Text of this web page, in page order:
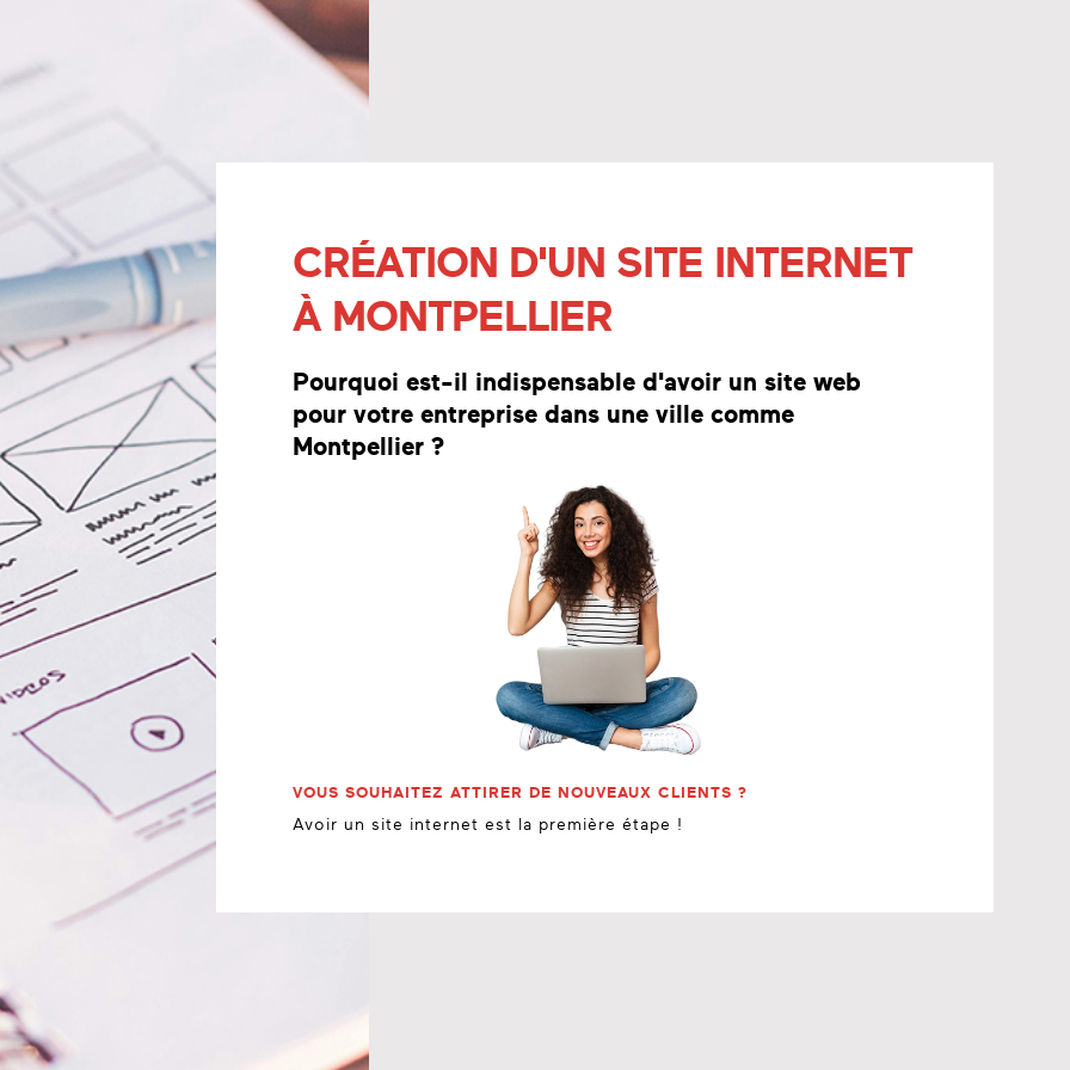
CRÉATION D'UN SITE INTERNET
À MONTPELLIER
Pourquoi est-il indispensable d'avoir un site web
pour votre entreprise dans une ville comme
Montpellier ?
VOUS SOUHAITEZ ATTIRER DE NOUVEAUX CLIENTS ?
Avoir un site internet est la première étape !
CONTACTEZ-MOI